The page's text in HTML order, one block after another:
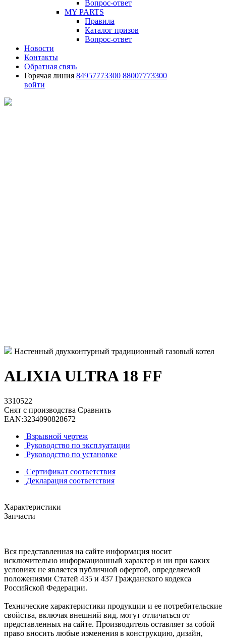
Вопрос-ответ
MY PARTS
Правила
Каталог призов
Вопрос-ответ
Новости
Контакты
Обратная связь
Горячая линия 84957773300 88007773300
войти
Настенный двухконтурный традиционный газовый котел
ALIXIA ULTRA 18 FF
3310522
Снят с производства Сравнить
EAN:3234090828672
Взрывной чертеж
Руководство по эксплуатации
Руководство по установке
Сертификат соответствия
Декларация соответствия
Характеристики
Запчасти
Вся представленная на сайте информация носит
исключительно информационный характер и ни при каких
условиях не является публичной офертой, определяемой
положениями Статей 435 и 437 Гражданского кодекса
Российской Федерации.
Технические характеристики продукции и ее потребительские
свойства, включая внешний вид, могут отличаться от
представленных на сайте. Производитель оставляет за собой
право вносить любые изменения в конструкцию, дизайн,